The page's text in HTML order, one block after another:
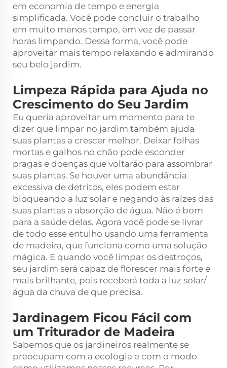
em economia de tempo e energia
simplificada. Você pode concluir o trabalho
em muito menos tempo, em vez de passar
horas limpando. Dessa forma, você pode
aproveitar mais tempo relaxando e admirando
seu belo jardim.
Limpeza Rápida para Ajuda no
Crescimento do Seu Jardim
Eu queria aproveitar um momento para te
dizer que limpar no jardim também ajuda
suas plantas a crescer melhor. Deixar folhas
mortas e galhos no chão pode esconder
pragas e doenças que voltarão para assombrar
suas plantas. Se houver uma abundância
excessiva de detritos, eles podem estar
bloqueando a luz solar e negando às raízes das
suas plantas a absorção de água. Não é bom
para a saúde delas. Agora você pode se livrar
de todo esse entulho usando uma ferramenta
de madeira, que funciona como uma solução
mágica. E quando você limpar os destroços,
seu jardim será capaz de florescer mais forte e
mais brilhante, pois receberá toda a luz solar/
água da chuva de que precisa.
Jardinagem Ficou Fácil com
um Triturador de Madeira
Sabemos que os jardineiros realmente se
preocupam com a ecologia e com o modo